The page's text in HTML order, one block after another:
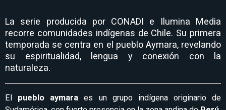
La serie producida por CONADI e Ilumina Media
recorre comunidades indígenas de Chile. Su primera
temporada se centra en el pueblo Aymara, revelando
su espiritualidad, lengua y conexión con la
naturaleza.
El pueblo aymara es un grupo indígena originario de